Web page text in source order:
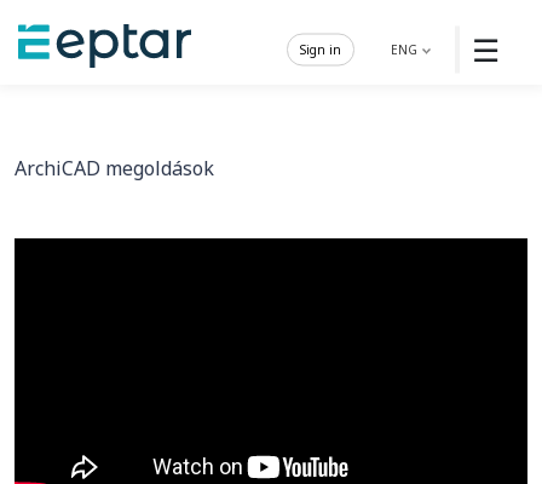
☰
ENG
Sign in
ArchiCAD megoldások